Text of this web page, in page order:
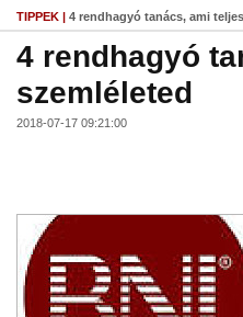
TIPPEK | 4 rendhagyó tanács, ami
4 rendhagyó
szemléleted
2018-07-17 09:21:00